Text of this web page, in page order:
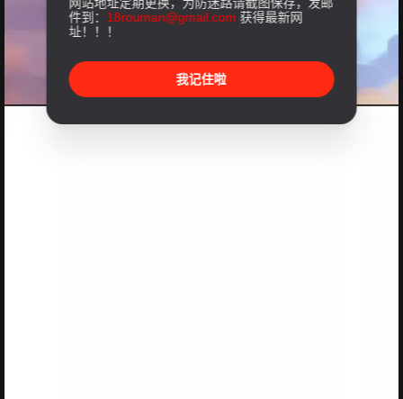
件到： 18rouman@gmail.com 获得最新网
址！！！
我记住啦